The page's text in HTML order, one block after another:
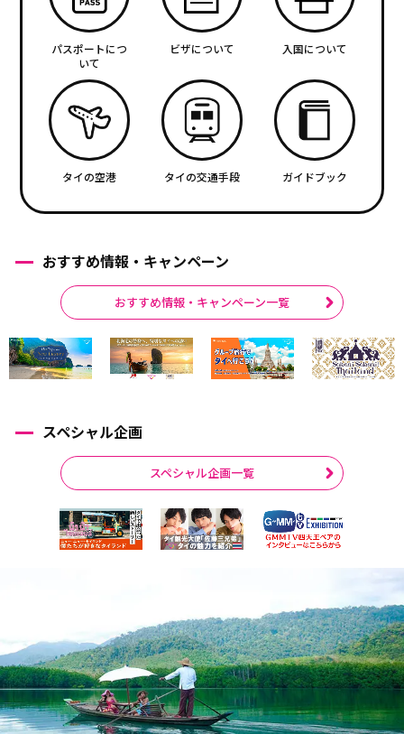
パスポートにつ
いて
ビザについて 入国について
タイの空港 タイの交通手段 ガイドブック
おすすめ情報・キャンペーン
おすすめ情報・キャンペーン一覧
スペシャル企画
スペシャル企画一覧